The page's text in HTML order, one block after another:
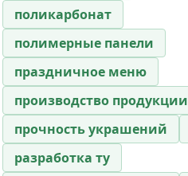
поликарбонат
полимерные панели
праздничное меню
производство продукции
прочность украшений
разработка ту